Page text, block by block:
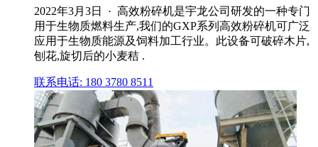
2022年3月3日 · 高效粉碎机是宇龙公司研发的一种专门
用于生物质燃料生产,我们的GXP系列高效粉碎机可广泛
应用于生物质能源及饲料加工行业。此设备可破碎木片,
刨花,旋切后的小麦秸 .
联系电话: 180 3780 8511